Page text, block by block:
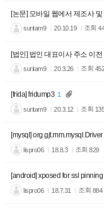
[논문] 모바일 웹에서 제조사
suritam9 20.10.19 조회
[법인] 법인 대표이사 주소 이전
suritam9 20.3.26 조회
[frida] fridump3 1
suritam9 20.3.12 조회
[mysql] org.gjt.mm.mysql.Driver
lispro06 18.8.3 조회829
[android] xposed for ssl
lispro06 18.7.31 조회 884